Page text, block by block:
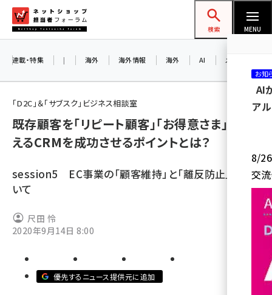
ン
ネットショップ担当者フォーラム
検索 MENU
amazon (2259)
楽天 (1874)
アスクル (1122)
ビィ・フォアード (778)
連載・特集 | 海外 海外情報 海外 AI メタバース
「D2C」＆「サブスク」ビジネス相談室
既存顧客を「リピート顧客」「お得意さま」に変
えるCRMを成功させるポイントとは？
session5 EC事業の「顧客維持」と「離反防止」につ
いて
尺田 怜
2020年9月14日 8:00
優先するニュース提供元に追加
お知
AI
ア
8/26
交